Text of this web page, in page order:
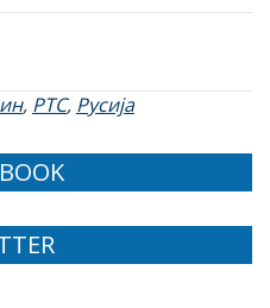
, РТС, Русија